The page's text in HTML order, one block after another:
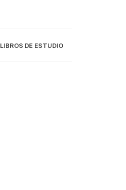
LIBROS DE ESTUDIO